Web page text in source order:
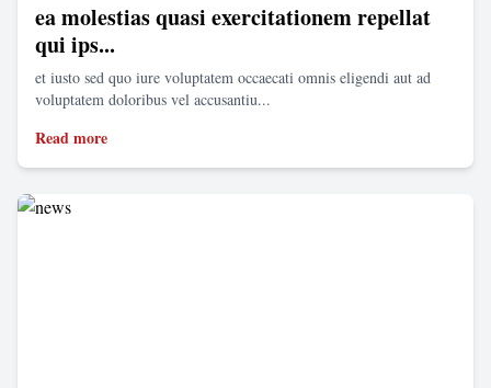
ea molestias quasi exercitationem repellat
qui ips...
et iusto sed quo iure voluptatem occaecati omnis eligendi aut ad
voluptatem doloribus vel accusantiu...
Read more